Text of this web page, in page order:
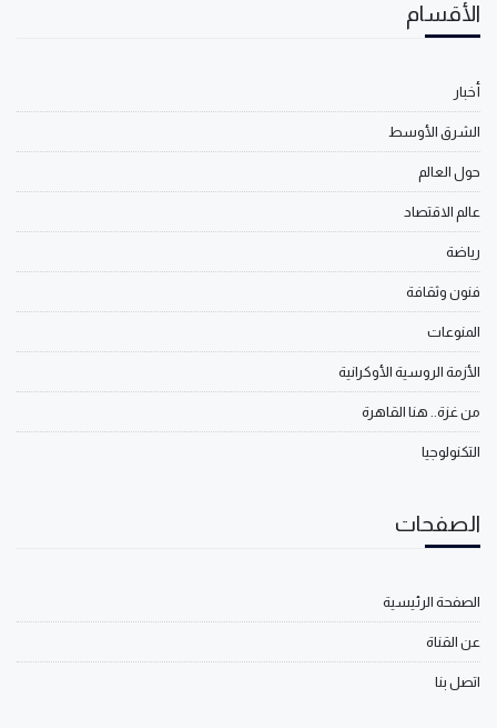
الأقسام
أخبار
الشرق الأوسط
حول العالم
عالم الاقتصاد
رياضة
فنون وثقافة
المنوعات
الأزمة الروسية الأوكرانية
من غزة.. هنا القاهرة
التكنولوجيا
الصفحات
الصفحة الرئيسية
عن القناة
اتصل بنا